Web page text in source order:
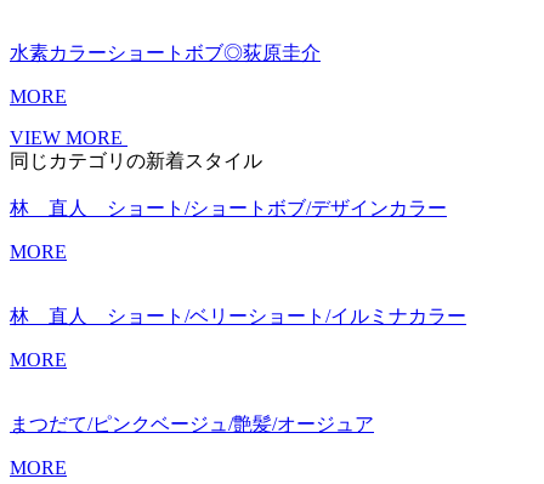
水素カラーショートボブ◎荻原圭介
MORE
VIEW MORE
同じカテゴリの新着スタイル
林 直人 ショート/ショートボブ/デザインカラー
MORE
林 直人 ショート/ベリーショート/イルミナカラー
MORE
まつだて/ピンクベージュ/艶髪/オージュア
MORE